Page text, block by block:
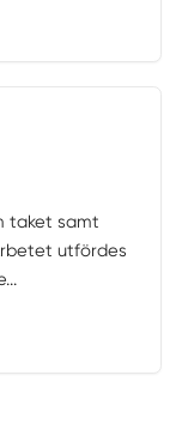
taket samt
utfördes